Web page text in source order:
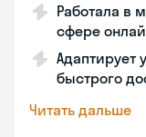
Работала в
сфере
Адаптирует
быстрого
Читать дальше